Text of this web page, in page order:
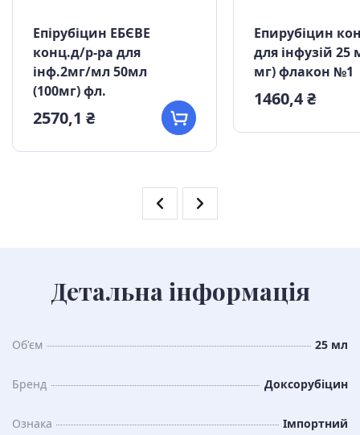
Епірубіцин ЕБЄВЕ
конц.д/р-ра для
інф.2мг/мл 50мл
(100мг) фл.
2570,1 ₴
Епирубіцин
для інфузій 25
мг) флакон №1
1460,4 ₴
Детальна інформація
Об'єм 25 мл
Бренд Доксорубіцин
Ознака Імпортний